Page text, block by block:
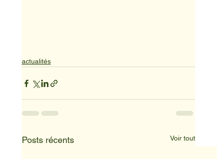
actualités
Posts récents Voir tout